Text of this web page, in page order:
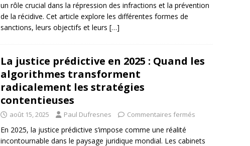
un rôle crucial dans la répression des infractions et la prévention
de la récidive. Cet article explore les différentes formes de
sanctions, leurs objectifs et leurs […]
La justice prédictive en 2025 : Quand les
algorithmes transforment
radicalement les stratégies
contentieuses
août 15, 2025 Paul Dufresnes Commentaires fermés
En 2025, la justice prédictive s’impose comme une réalité
incontournable dans le paysage juridique mondial. Les cabinets